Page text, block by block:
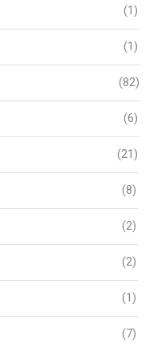
(1)
(1)
(82)
(6)
(21)
(8)
(2)
(2)
(1)
(7)